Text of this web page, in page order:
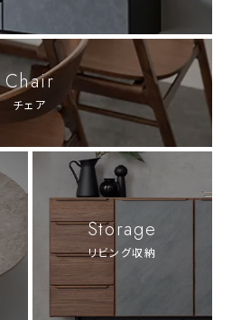
Chair
チェア
Storage
リビング収納